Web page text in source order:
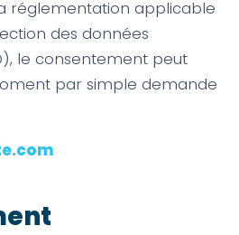
réglementation applicable
des données
le consentement peut
par simple demande